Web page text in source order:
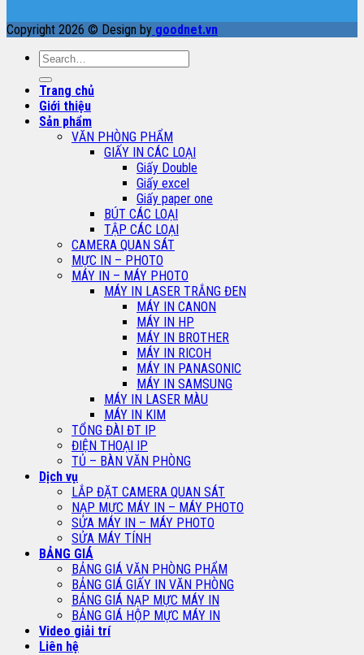
Copyright 2026 © Design by goodnet.vn
Search
for:
Trang chủ
Giới thiệu
Sản phẩm
VĂN PHÒNG PHẨM
GIẤY IN CÁC LOẠI
Giấy Double
Giấy excel
Giấy paper one
BÚT CÁC LOẠI
TẬP CÁC LOẠI
CAMERA QUAN SÁT
MỰC IN – PHOTO
MÁY IN – MÁY PHOTO
MÁY IN LASER TRẮNG ĐEN
MÁY IN CANON
MÁY IN HP
MÁY IN BROTHER
MÁY IN RICOH
MÁY IN PANASONIC
MÁY IN SAMSUNG
MÁY IN LASER MÀU
MÁY IN KIM
TỔNG ĐÀI ĐT IP
ĐIỆN THOẠI IP
TỦ – BÀN VĂN PHÒNG
Dịch vụ
LẮP ĐẶT CAMERA QUAN SÁT
NẠP MỰC MÁY IN – MÁY PHOTO
SỬA MÁY IN – MÁY PHOTO
SỬA MÁY TÍNH
BẢNG GIÁ
BẢNG GIÁ VĂN PHÒNG PHẨM
BẢNG GIÁ GIẤY IN VĂN PHÒNG
BẢNG GIÁ NẠP MỰC MÁY IN
BẢNG GIÁ HỘP MỰC MÁY IN
Video giải trí
Liên hệ